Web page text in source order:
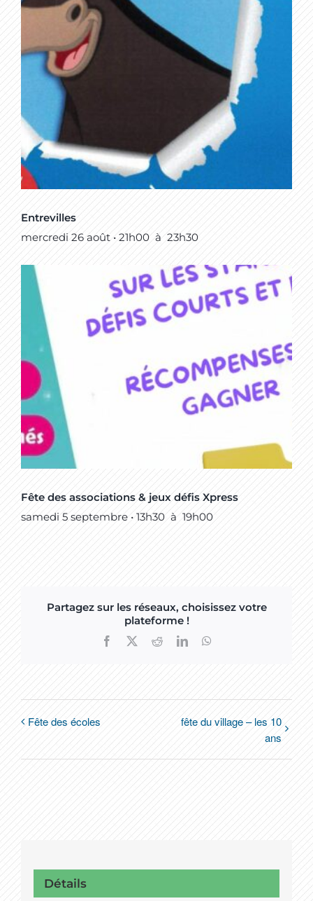
Entrevilles
mercredi 26 août • 21h00 à 23h30
Fête des associations & jeux défis Xpress
samedi 5 septembre • 13h30 à 19h00
Partagez sur les réseaux, choisissez votre
plateforme !
Facebook RedditLinkedIn
Fête des écoles
fête du village – les 10
ans
Détails